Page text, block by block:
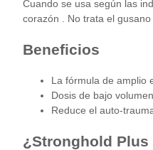
Cuando se usa según las
corazón . No trata el
Beneficios
La fórmula de amplio
Dosis de bajo
Reduce el auto-
¿Stronghold